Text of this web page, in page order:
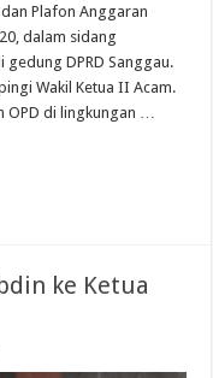
Plafon Anggaran
dalam sidang
DPRD Sanggau.
Wakil Ketua II Acam.
OPD di lingkungan …
ke Ketua